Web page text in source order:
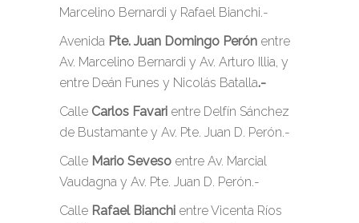
Marcelino Bernardi y Rafael Bianchi.-
Avenida Pte. Juan Domingo Perón entre
Av. Marcelino Bernardi y Av. Arturo Illia, y
entre Deán Funes y Nicolás Batalla.-
Calle Carlos Favari entre Delfín Sánchez
de Bustamante y Av. Pte. Juan D. Perón.-
Calle Mario Seveso entre Av. Marcial
Vaudagna y Av. Pte. Juan D. Perón.-
Calle Rafael Bianchi entre Vicenta Ríos